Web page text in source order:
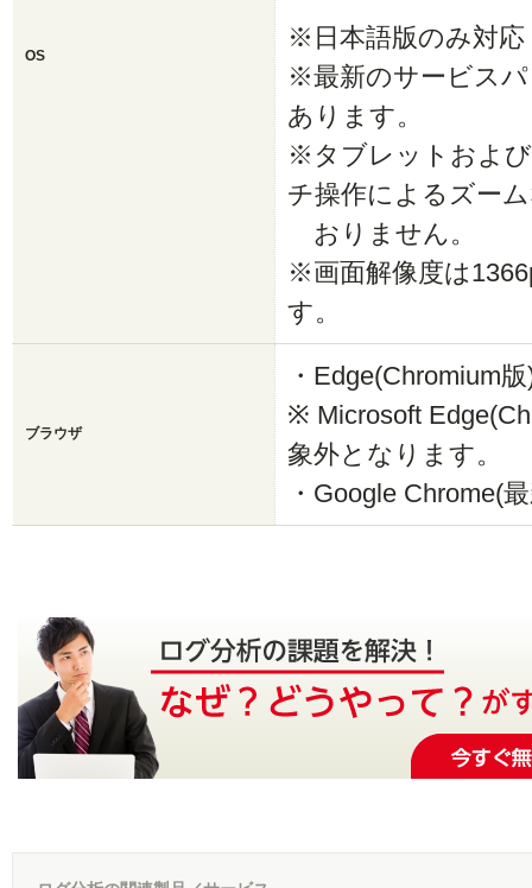
OS
※日本語版のみ対応
※最新のサービス
あります。
※タブレットおよ
チ操作によるズー
おりません。
※画面解像度は
す。
ブラウザ
・Edge(Chromium
※ Microsoft
象外となります。
・Google Chrome(